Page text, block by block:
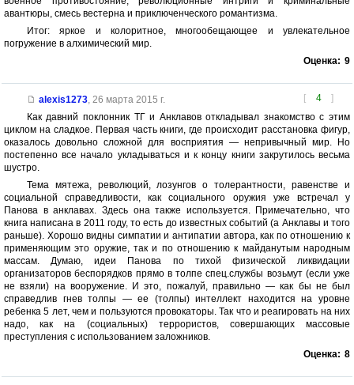
авантюры, смесь вестерна и приключенческого романтизма.
Итог: яркое и колоритное, многообещающее и увлекательное
погружение в алхимический мир.
Оценка: 9
[ 4 ]
alexis1273, 26 марта 2015 г.
Как давний поклонник ТГ и Анклавов откладывал знакомство с этим
циклом на сладкое. Первая часть книги, где происходит расстановка фигур,
оказалось довольно сложной для восприятия — непривычный мир. Но
постепенно все начало укладываться и к концу книги закрутилось весьма
шустро.
Тема мятежа, революций, лозунгов о толерантности, равенстве и
социальной справедливости, как социального оружия уже встречал у
Панова в анклавах. Здесь она также используется. Примечательно, что
книга написана в 2011 году, то есть до известных событий (а Анклавы и того
раньше). Хорошо видны симпатии и антипатии автора, как по отношению к
применяющим это оружие, так и по отношению к майданутым народным
массам. Думаю, идеи Панова по тихой физической ликвидации
организаторов беспорядков прямо в толпе спец.службы возьмут (если уже
не взяли) на вооружение. И это, пожалуй, правильно — как бы не был
справедлив гнев толпы — ее (толпы) интеллект находится на уровне
ребенка 5 лет, чем и пользуются провокаторы. Так что и реагировать на них
надо, как на (социальных) террористов, совершающих массовые
преступления с использованием заложников.
Оценка: 8